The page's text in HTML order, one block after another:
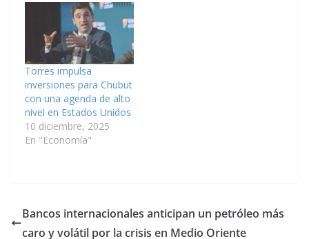
Torres impulsa
inversiones para Chubut
con una agenda de alto
nivel en Estados Unidos
10 diciembre, 2025
En "Economía"
Bancos internacionales anticipan un petróleo más
caro y volátil por la crisis en Medio Oriente